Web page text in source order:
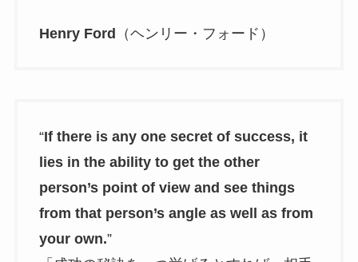
Henry Ford （ヘンリー・フォード）
“If there is any one secret of success, it
lies in the ability to get the other
person’s point of view and see things
from that person’s angle as well as from
your own.”